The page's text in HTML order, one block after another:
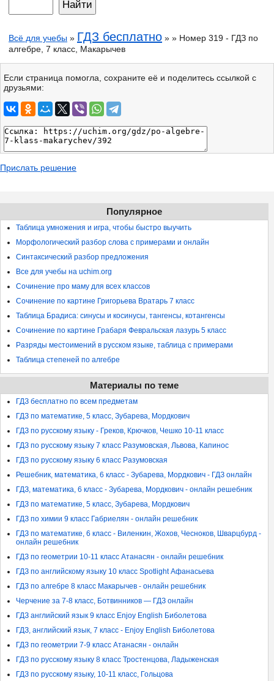
Всё для учебы » ГДЗ бесплатно » » Номер 319 - ГДЗ по
алгебре, 7 класс, Макарычев
Если страница помогла, сохраните её и поделитесь ссылкой с
друзьями:
Прислать решение
Популярное
Таблица умножения и игра, чтобы быстро выучить
Морфологический разбор слова с примерами и онлайн
Синтаксический разбор предложения
Все для учебы на uchim.org
Сочинение про маму для всех классов
Сочинение по картине Григорьева Вратарь 7 класс
Таблица Брадиса: синусы и косинусы, тангенсы, котангенсы
Сочинение по картине Грабаря Февральская лазурь 5 класс
Разряды местоимений в русском языке, таблица с примерами
Таблица степеней по алгебре
Материалы по теме
ГДЗ бесплатно по всем предметам
ГДЗ по математике, 5 класс, Зубарева, Мордкович
ГДЗ по русскому языку - Греков, Крючков, Чешко 10-11 класс
ГДЗ по русскому языку 7 класс Разумовская, Львова, Капинос
ГДЗ по русскому языку 6 класс Разумовская
Решебник, математика, 6 класс - Зубарева, Мордкович - ГДЗ онлайн
ГДЗ, математика, 6 класс - Зубарева, Мордкович - онлайн решебник
ГДЗ по математике, 5 класс, Зубарева, Мордкович
ГДЗ по химии 9 класс Габриелян - онлайн решебник
ГДЗ по математике, 6 класс - Виленкин, Жохов, Чесноков, Шварцбурд -
онлайн решебник
ГДЗ по геометрии 10-11 класс Атанасян - онлайн решебник
ГДЗ по английскому языку 10 класс Spotlight Афанасьева
ГДЗ по алгебре 8 класс Макарычев - онлайн решебник
Черчение за 7-8 класс, Ботвинников — ГДЗ онлайн
ГДЗ английский язык 9 класс Enjoy English Биболетова
ГДЗ, английский язык, 7 класс - Enjoy English Биболетова
ГДЗ по геометрии 7-9 класс Атанасян - онлайн
ГДЗ по русскому языку 8 класс Тростенцова, Ладыженская
ГДЗ по русскому языку, 10-11 класс, Гольцова